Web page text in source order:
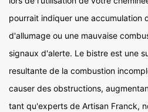
pourrait indiquer une accumulation
d'allumage ou une mauvaise
signaux d'alerte. Le bistre est une
resultante de la combustion
causer des obstructions,
tant qu'experts de Artisan Franck,